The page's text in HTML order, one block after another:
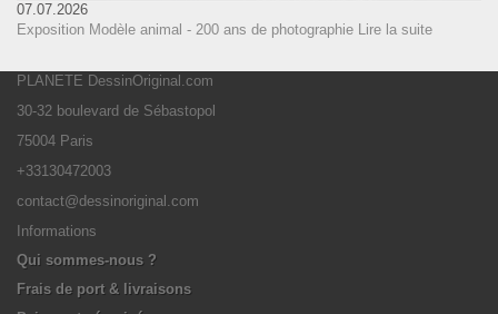
07.07.2026
Exposition Modèle animal - 200 ans de photographie Lire la suite
PLANETE DessinOriginal.com
30-32 boulevard de Sébastopol
75004 Paris
+33130472003
contact@dessinoriginal.com
Informations
Qui sommes-nous ?
Frais de port & livraisons